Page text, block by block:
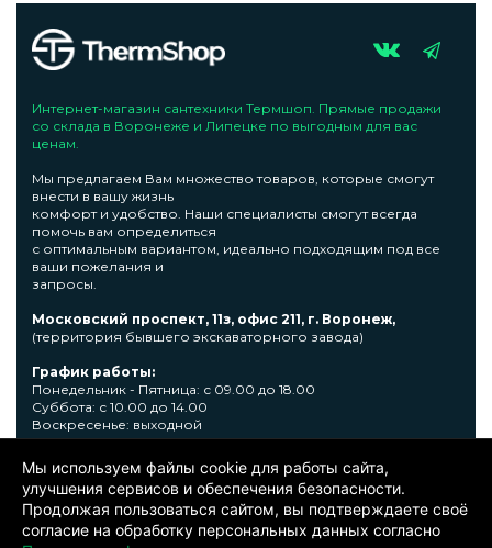
Интернет-магазин сантехники Термшоп. Прямые продажи
со склада в Воронеже и Липецке по выгодным для вас
ценам.
Мы предлагаем Вам множество товаров, которые смогут
внести в вашу жизнь
комфорт и удобство. Наши специалисты смогут всегда
помочь вам определиться
с оптимальным вариантом, идеально подходящим под все
ваши пожелания и
запросы.
Московский проспект, 11з, офис 211, г. Воронеж,
(территория бывшего экскаваторного завода)
График работы:
Понедельник - Пятница: с 09.00 до 18.00
Суббота: с 10.00 до 14.00
Воскресенье: выходной
Узнать подробную информациювы сможете по телефону +7
473 300-31-39 или E-mail: sale@thermshop.ru
© 2024. ООО «Термшоп». Все права защищены. Политика
конфиденциальности. Информация представленная на сайте не
Мы используем файлы cookie для работы сайта,
улучшения сервисов и обеспечения безопасности.
Продолжая пользоваться сайтом, вы подтверждаете своё
согласие на обработку персональных данных согласно